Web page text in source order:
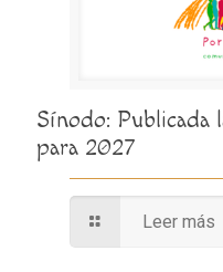
Sínodo: Publicada
para 2027
Leer más